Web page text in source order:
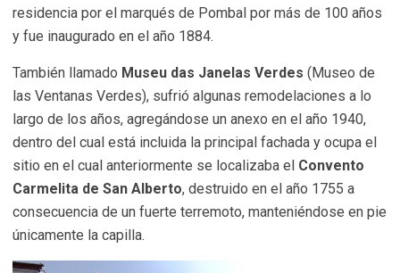
residencia por el marqués de Pombal por más de 100 años
y fue inaugurado en el año 1884.
También llamado Museu das Janelas Verdes (Museo de
las Ventanas Verdes), sufrió algunas remodelaciones a lo
largo de los años, agregándose un anexo en el año 1940,
dentro del cual está incluida la principal fachada y ocupa el
sitio en el cual anteriormente se localizaba el Convento
Carmelita de San Alberto, destruido en el año 1755 a
consecuencia de un fuerte terremoto, manteniéndose en pie
únicamente la capilla.